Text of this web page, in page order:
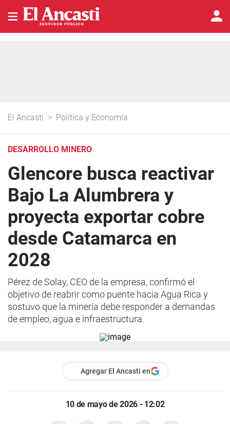
El Ancasti > Política y Economía
DESARROLLO MINERO
Glencore busca reactivar
Bajo La Alumbrera y
proyecta exportar cobre
desde Catamarca en
2028
Pérez de Solay, CEO de la empresa, confirmó el
objetivo de reabrir como puente hacia Agua Rica y
sostuvo que la minería debe responder a demandas
de empleo, agua e infraestructura.
Agregar El Ancasti en
10 de mayo de 2026 - 12:02